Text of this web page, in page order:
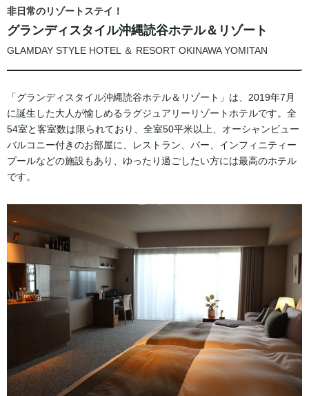
非日常のリゾートステイ！
グランディスタイル沖縄読谷ホテル＆リゾート
GLAMDAY STYLE HOTEL ＆ RESORT OKINAWA YOMITAN
「グランディスタイル沖縄読谷ホテル＆リゾート」は、2019年7月
に誕生した大人が愉しめるラグジュアリーリゾートホテルです。全
54室と客室数は限られており、全室50平米以上、オーシャンビュー
バルコニー付きのお部屋に、レストラン、バー、インフィニティー
プールなどの施設もあり、ゆったり過ごしたい方には最高のホテル
です。